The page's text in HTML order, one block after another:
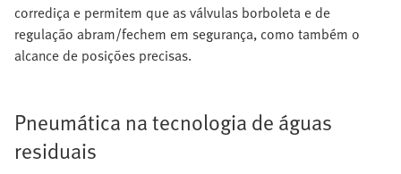
corrediça e permitem que as válvulas borboleta e de
regulação abram/fechem em segurança, como também o
alcance de posições precisas.
Pneumática na tecnologia de águas
residuais